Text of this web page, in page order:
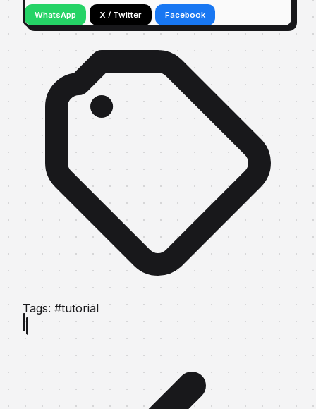
WhatsApp X / Twitter Facebook
Tags: #tutorial